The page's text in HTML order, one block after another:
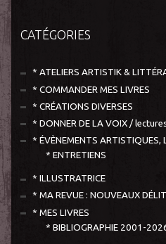
CATÉGORIES
* ATELIERS ARTISTIK &
* COMMANDER MES LIVRES
* CRÉATIONS DIVERSES
* DONNER DE LA VOIX /
* ÉVÈNEMENTS ARTISTIQUES,
* ENTRETIENS
* ILLUSTRATRICE
* MA REVUE : NOUVEAUX
* MES LIVRES
* BIBLIOGRAPHIE 2001-